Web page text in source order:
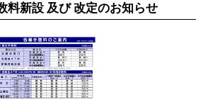
料新設 及び 改定のお知らせ